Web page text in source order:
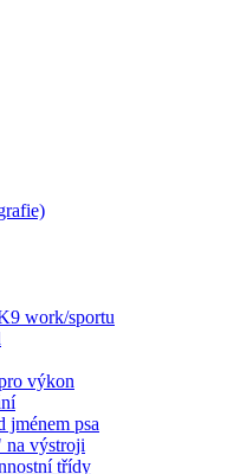
work/sportu
výkon
jménem psa
na výstroji
třídy